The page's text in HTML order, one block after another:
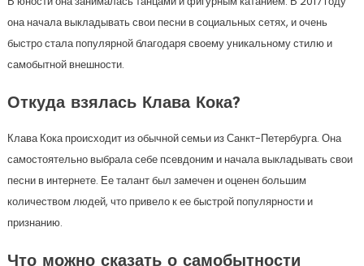
она начала выкладывать свои песни в социальных сетях, и очень
быстро стала популярной благодаря своему уникальному стилю и
самобытной внешности.
Откуда взялась Клава Кока?
Клава Кока происходит из обычной семьи из Санкт-Петербурга. Она
самостоятельно выбрала себе псевдоним и начала выкладывать свои
песни в интернете. Ее талант был замечен и оценен большим
количеством людей, что привело к ее быстрой популярности и
признанию.
Что можно сказать о самобытности